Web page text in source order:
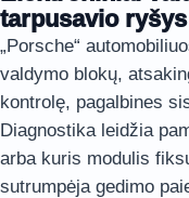
tarpusavio ryšys
„Porsche“
valdymo blokų,
kontrolę, pagalbines
Diagnostika leidžia
arba kuris modulis
sutrumpėja gedimo